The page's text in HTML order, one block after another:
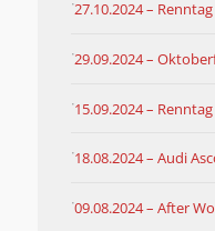
27.10.2024 –
29.09.2024 –
15.09.2024 –
18.08.2024 – Audi
09.08.2024 – After